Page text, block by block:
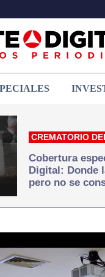
CREMATORIO
Cobertura
Digital: Donde
pero no se